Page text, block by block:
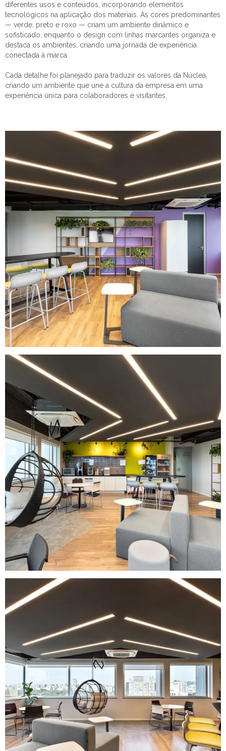
diferentes usos e conteúdos, incorporando elementos
tecnológicos na aplicação dos materiais. As cores predominantes
— verde, preto e roxo — criam um ambiente dinâmico e
sofisticado, enquanto o design com linhas marcantes organiza e
destaca os ambientes, criando uma jornada de experiência
conectada à marca.
Cada detalhe foi planejado para traduzir os valores da Núclea,
criando um ambiente que une a cultura da empresa em uma
experiência única para colaboradores e visitantes.